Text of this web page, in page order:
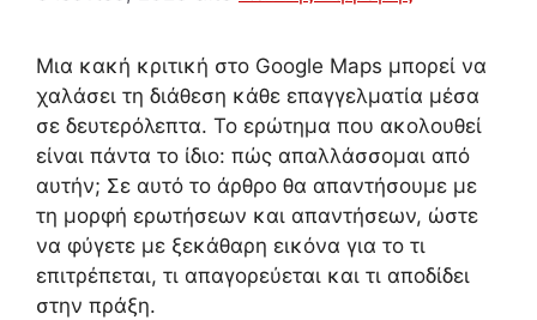
Μια κακή κριτική στο Google Maps μπορεί να
χαλάσει τη διάθεση κάθε επαγγελματία μέσα
σε δευτερόλεπτα. Το ερώτημα που ακολουθεί
είναι πάντα το ίδιο: πώς απαλλάσσομαι από
αυτήν; Σε αυτό το άρθρο θα απαντήσουμε με
τη μορφή ερωτήσεων και απαντήσεων, ώστε
να φύγετε με ξεκάθαρη εικόνα για το τι
επιτρέπεται, τι απαγορεύεται και τι αποδίδει
στην πράξη.